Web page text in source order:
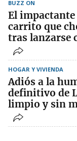
BUZZ ON
El impactante
carrito que
tras lanzarse
HOGAR Y VIVIENDA
Adiós a la
definitivo de
limpio y sin